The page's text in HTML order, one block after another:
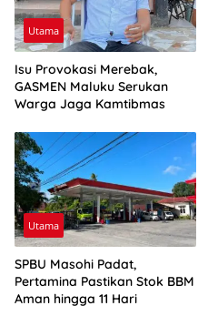
Utama
Isu Provokasi Merebak,
GASMEN Maluku Serukan
Warga Jaga Kamtibmas
Utama
SPBU Masohi Padat,
Pertamina Pastikan Stok BBM
Aman hingga 11 Hari